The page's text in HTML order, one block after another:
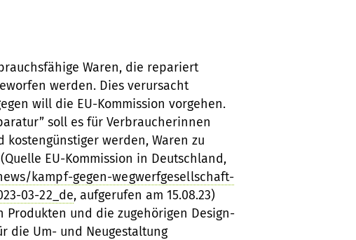
Waren, die repariert
werden. Dies verursacht
will die EU-Kommission vorgehen.
soll es für Verbraucherinnen
werden, Waren zu
EU-Kommission in Deutschland,
kampf-gegen-wegwerfgesellschaft-
03-22_de, aufgerufen am 15.08.23)
Produkten und die zugehörigen Design-
die Um- und Neugestaltung